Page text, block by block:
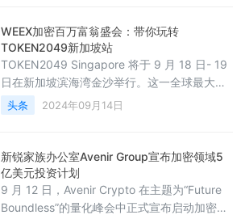
O2Work盛大启幕。这场汇聚全球顶尖加密行
业领袖、投资机构与技术先锋的巅峰盛会，旨
在引领加密行业进入新的发展纪元，聚焦
WEEX加密百万富翁盛会：带你玩转
TOKEN2049新加坡站
TOKEN2049 Singapore 将于 9 月 18 日- 19
日在新加坡滨海湾金沙举行。这一全球最大的
加密货币盛会，今年将接待来自 150 多个国家
和地区的 20,000 名与会者，包括 7,000 多家
TOKEN2049 不断巩固其在 Web3 生态系统中
全球顶级聚会的地位，预计今年将打破以往所
有纪录，再次创造历史，定义 Web3 领域的
头条 2024年09月14日
新锐家族办公室Avenir Group宣布加密领域5
亿美元投资计划
9 月 12 日，Avenir Crypto 在主题为“Future
Boundless”的量‮峰化‬会中正‮宣式‬布启动‮密加‬货